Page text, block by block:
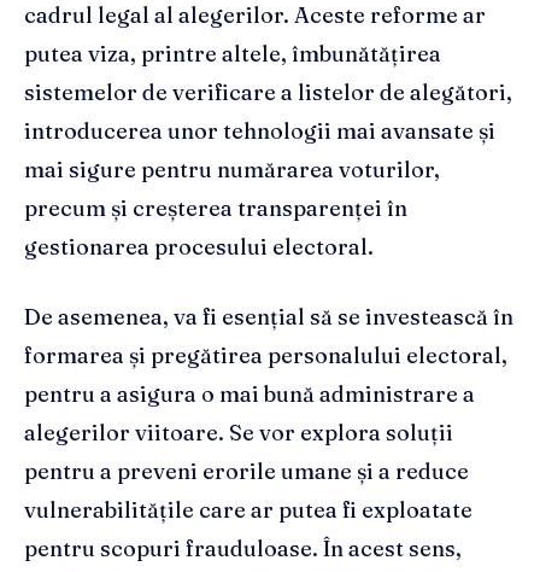
cadrul legal al alegerilor. Aceste reforme ar
putea viza, printre altele, îmbunătățirea
sistemelor de verificare a listelor de alegători,
introducerea unor tehnologii mai avansate și
mai sigure pentru numărarea voturilor,
precum și creșterea transparenței în
gestionarea procesului electoral.
De asemenea, va fi esențial să se investească în
formarea și pregătirea personalului electoral,
pentru a asigura o mai bună administrare a
alegerilor viitoare. Se vor explora soluții
pentru a preveni erorile umane și a reduce
vulnerabilitățile care ar putea fi exploatate
pentru scopuri frauduloase. În acest sens,